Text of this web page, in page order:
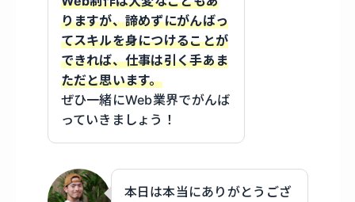
りますが、諦めずにがんばっ
てスキルを身につけることが
できれば、仕事は引く手あま
ただと思います。
ぜひ一緒にWeb業界でがんば
っていきましょう！
本日は本当にありがとうござ